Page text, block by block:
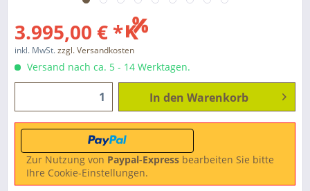
3.995,00 € *
inkl. MwSt.zzgl. Versandkosten
Versand nach ca. 5 - 14 Werktagen.
In den Warenkorb
Zur Nutzung von Paypal-Express bearbeiten Sie bitte
Ihre Cookie-Einstellungen.